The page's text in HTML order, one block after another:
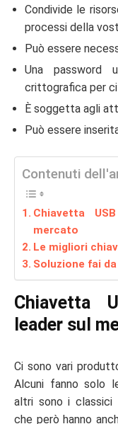
Condivide le
processi della
Può essere
Una password
crittografica per
È soggetta agli
Può essere
Contenuti
Chiavetta
mercato
Le migliori
Soluzione fai
Chiavetta
leader sul
Ci sono vari
Alcuni fanno solo
altri sono i classici
che però hanno